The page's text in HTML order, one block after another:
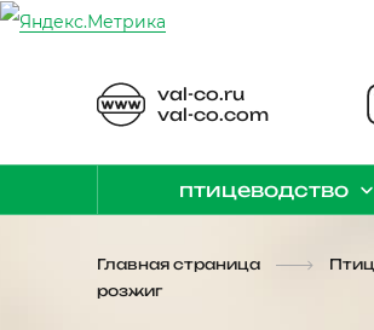
val-co.ru
val-co.com
птицеводство
Главная страница
розжиг